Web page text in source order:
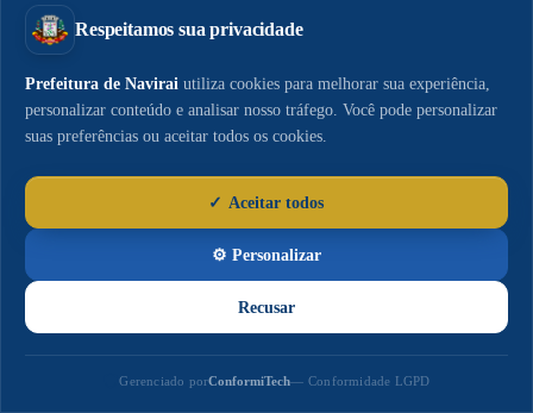
PROCESSO SELETIVO SIMPLIFICADO N.º
02.2022 – GESAU – AUXILIAR DE
AUXILIAR DE LABORATÓRIO DA SAÚDE
Atualizado em 30/06/2025